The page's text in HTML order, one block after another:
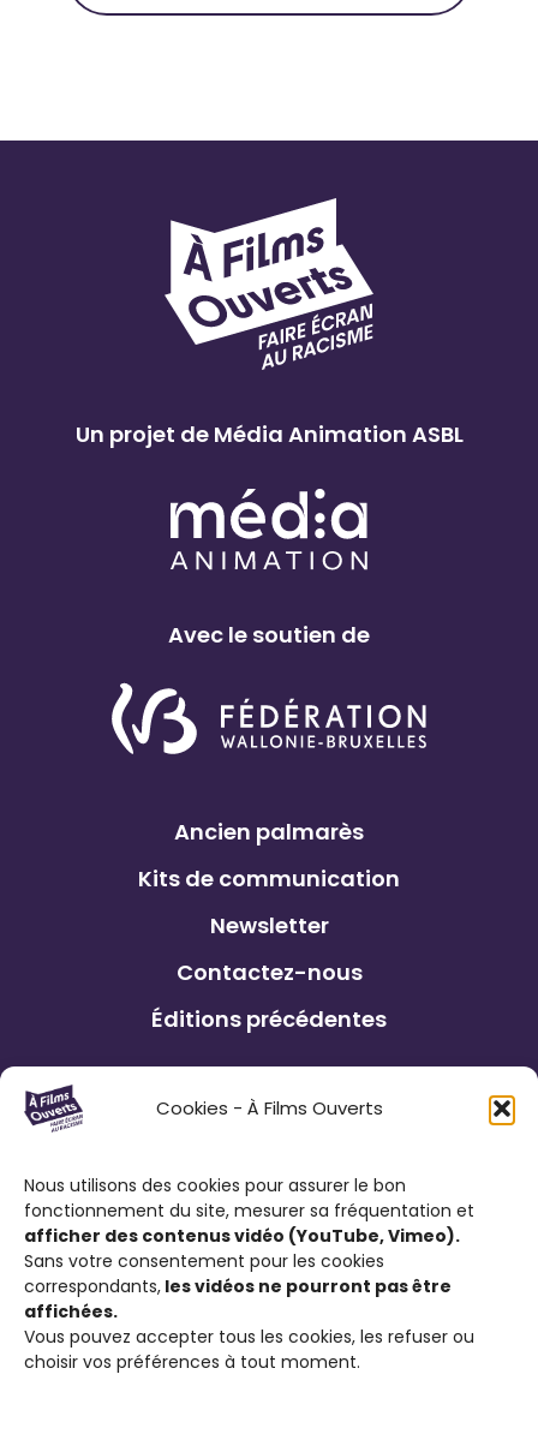
Cookies - À Films Ouverts
Nous utilisons des cookies pour assurer le bon
fonctionnement du site, mesurer sa fréquentation et
afficher des contenus vidéo (YouTube, Vimeo).
Sans votre consentement pour les cookies
correspondants, les vidéos ne pourront pas être
affichées.
Vous pouvez accepter tous les cookies, les refuser ou
choisir vos préférences à tout moment.
Un projet de Média Animation ASBL
Avec le soutien de
Ancien palmarès
Kits de communication
Newsletter
Contactez-nous
Éditions précédentes
Le Festival À Films Ouverts et ses
partenaires associatifs proposent à son
Courts Métrages antiraciste favorisant
l’expression citoyenne ; de visionner des
films engagés contre le racisme et d’ouvrir
la discussion sur cette thématique.